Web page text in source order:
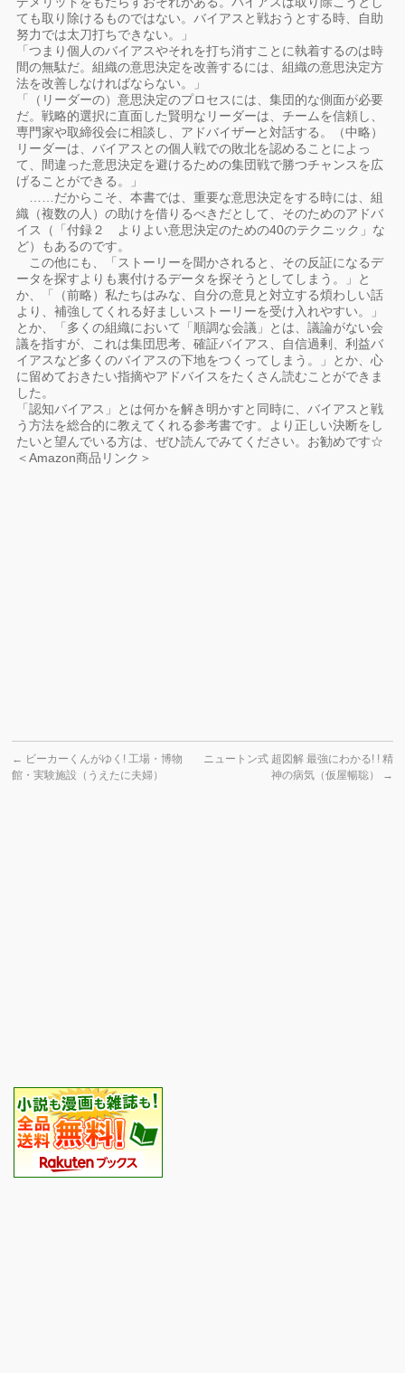
ても取り除けるものではない。バイアスと戦おうとする時、自助
努力では太刀打ちできない。」
「つまり個人のバイアスやそれを打ち消すことに執着するのは時
間の無駄だ。組織の意思決定を改善するには、組織の意思決定方
法を改善しなければならない。」
「（リーダーの）意思決定のプロセスには、集団的な側面が必要
だ。戦略的選択に直面した賢明なリーダーは、チームを信頼し、
専門家や取締役会に相談し、アドバイザーと対話する。（中略）
リーダーは、バイアスとの個人戦での敗北を認めることによっ
て、間違った意思決定を避けるための集団戦で勝つチャンスを広
げることができる。」
……だからこそ、本書では、重要な意思決定をする時には、組
織（複数の人）の助けを借りるべきだとして、そのためのアドバ
イス（「付録２ よりよい意思決定のための40のテクニック」な
ど）もあるのです。
この他にも、「ストーリーを聞かされると、その反証になるデ
ータを探すよりも裏付けるデータを探そうとしてしまう。」と
か、「（前略）私たちはみな、自分の意見と対立する煩わしい話
より、補強してくれる好ましいストーリーを受け入れやすい。」
とか、「多くの組織において「順調な会議」とは、議論がない会
議を指すが、これは集団思考、確証バイアス、自信過剰、利益バ
イアスなど多くのバイアスの下地をつくってしまう。」とか、心
に留めておきたい指摘やアドバイスをたくさん読むことができま
した。
「認知バイアス」とは何かを解き明かすと同時に、バイアスと戦
う方法を総合的に教えてくれる参考書です。より正しい決断をし
たいと望んでいる方は、ぜひ読んでみてください。お勧めです☆
＜Amazon商品リンク＞
← ビーカーくんがゆく! 工場・博物
館・実験施設（うえたに夫婦）
ニュートン式 超図解 最強にわかる! ! 精
神の病気（仮屋暢聡）
→